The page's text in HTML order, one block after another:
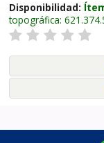
Disponibilidad:
topográfica: